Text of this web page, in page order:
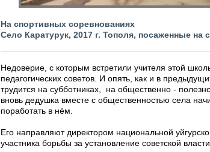
На спортивных соревнованиях
Село Каратурук, 2017 г. Тополя, посаженные на
Недоверие, с которым встретили учителя этой
педагогических советов. И опять, как и в
трудится на субботниках, на общественно -
вновь дедушка вместе с общественностью села
поработать в нём.
Его направляют директором национальной
участника борьбы за установление советской